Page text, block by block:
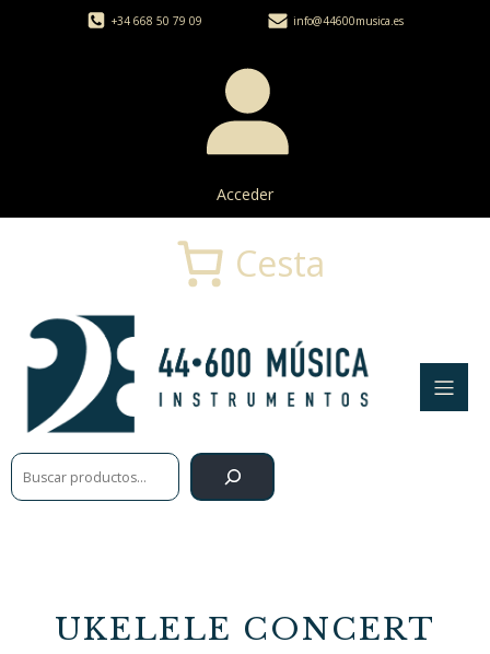
+34 668 50 79 09 info@44600musica.es
Acceder
Buscar
Cesta
UKELELE CONCERT